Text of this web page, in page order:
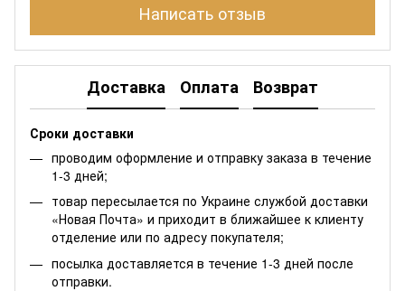
Написать отзыв
Доставка Оплата Возврат
Сроки доставки
проводим оформление и отправку заказа в течение
1-3 дней;
товар пересылается по Украине службой доставки
«Новая Почта» и приходит в ближайшее к клиенту
отделение или по адресу покупателя;
посылка доставляется в течение 1-3 дней после
отправки.